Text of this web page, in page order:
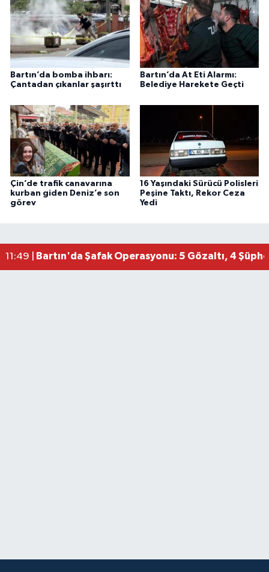
Bartın’da bomba ihbarı:
Çantadan çıkanlar şaşırttı
Bartın’da At Eti Alarmı:
Belediye Harekete Geçti
Çin’de trafik canavarına
kurban giden Deniz’e son
görev
16 Yaşındaki Sürücü Polisleri
Peşine Taktı, Rekor Ceza
Yedi
11:49 | Bartın'da Şafak Operasyonu: 5 Gözaltı, 4